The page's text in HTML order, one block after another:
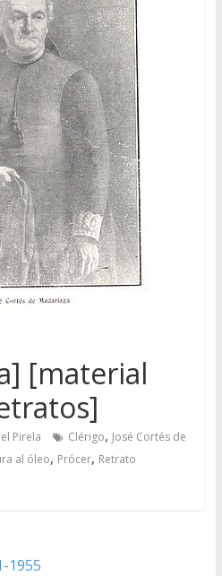
[material
Pirela Clérigo, José Cortés de
al óleo, Prócer, Retrato
1955